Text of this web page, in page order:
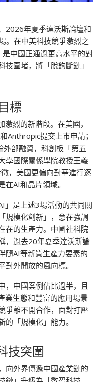
2026年夏季達沃斯論壇和
。在中美科技競爭激烈之
中國正通過更高水平的對
圍堵，將「脫鈎斷鏈」
標
烈的新階段。在美國，
Anthropic提交上市申請；
部融資，科創板「第五
學國際關係學院教授王義
，美國更偏向對華進行逐
AI和晶片領域。
」是上述3場活動的共同關
規模化創新」，意在強調
在的生產力。中國社科院
，過去20年夏季達沃斯論
隨AI等新質生產力要素的
外開放的風向標。
，中國案例佔比過半，且
業生態和豐富的應用場景
爭離不開合作，面對打壓
「規模化」能力。
技突圍
向外界傳遞中國產業鏈的